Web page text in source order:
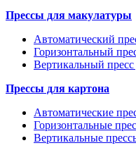
Прессы для макулатуры
Автоматический
Горизонтальный
Вертикальный
Прессы для картона
Автоматические
Горизонтальные
Вертикальные